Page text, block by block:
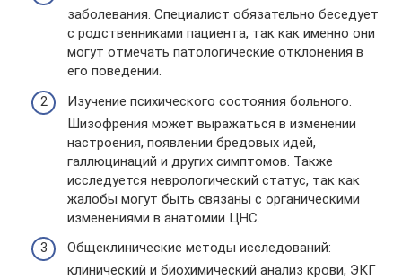
заболевания. Специалист обязательно беседует
с родственниками пациента, так как именно они
могут отмечать патологические отклонения в
его поведении.
Изучение психического состояния больного.
Шизофрения может выражаться в изменении
настроения, появлении бредовых идей,
галлюцинаций и других симптомов. Также
исследуется неврологический статус, так как
жалобы могут быть связаны с органическими
изменениями в анатомии ЦНС.
Общеклинические методы исследований:
клинический и биохимический анализ крови, ЭКГ